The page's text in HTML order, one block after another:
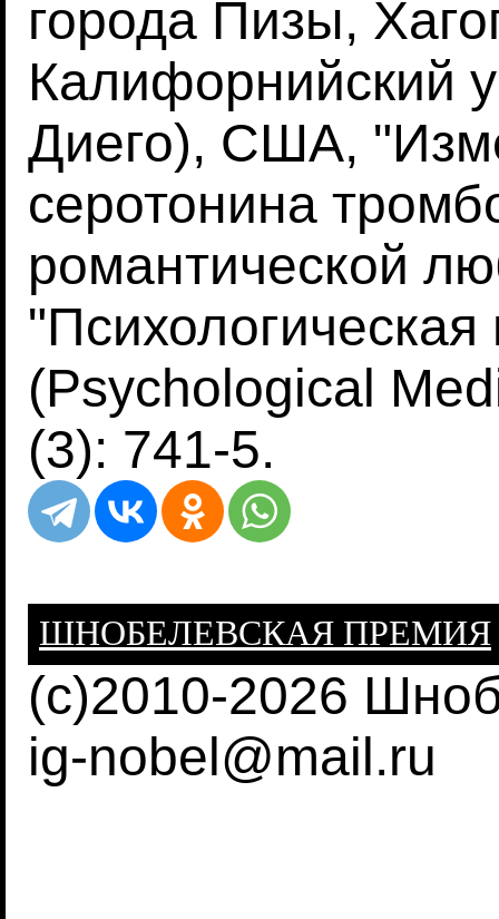
города Пизы,
Калифорнийский
Диего), США,
серотонина
романтической
(Psychological
(3): 741-5.
ШНОБЕЛЕВСКАЯ ПРЕМИЯ
(c)2010-2026
ig-nobel@mail.ru